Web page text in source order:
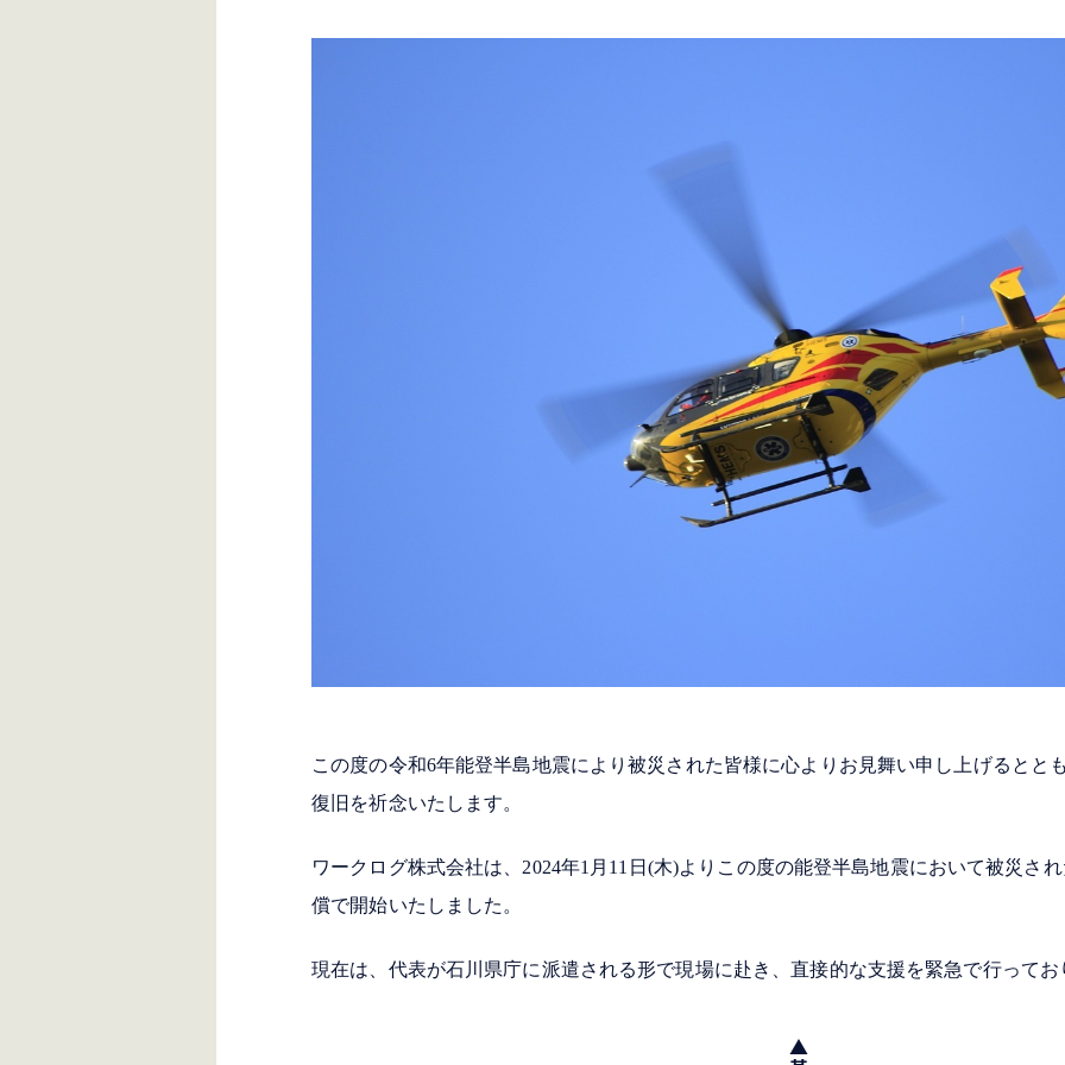
この度の令和6年能登半島地震により被災された皆様に心よりお見舞い申し上げるとと
復旧を祈念いたします。
ワークログ株式会社は、2024年1月11日(木)よりこの度の能登半島地震において被災さ
償で開始いたしました。
現在は、代表が石川県庁に派遣される形で現場に赴き、直接的な支援を緊急で行ってお
▲